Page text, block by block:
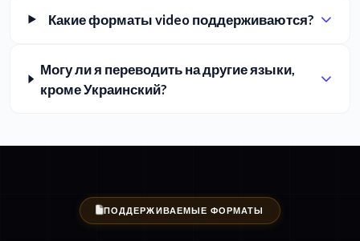
Какие форматы video поддерживаются?
Могу ли я переводить на другие языки,
кроме Украинский?
ПОДДЕРЖИВАЕМЫЕ ФОРМАТЫ